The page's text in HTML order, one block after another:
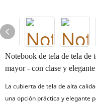
Notebook de tela de tela de
mayor - con clase y elegante
La cubierta de tela de alta
una opción práctica y elegante